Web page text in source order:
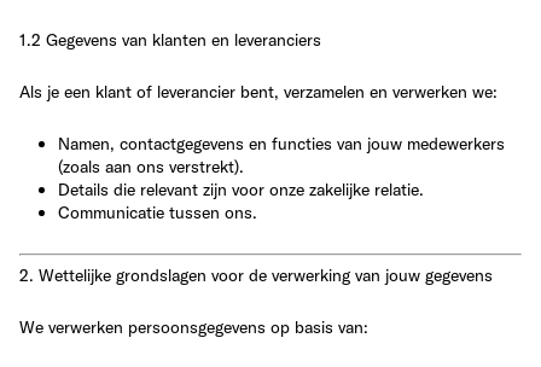
1.2 Gegevens van klanten en leveranciers
Als je een klant of leverancier bent, verzamelen en verwerken we:
Namen, contactgegevens en functies van jouw medewerkers
(zoals aan ons verstrekt).
Details die relevant zijn voor onze zakelijke relatie.
Communicatie tussen ons.
2. Wettelijke grondslagen voor de verwerking van jouw gegevens
We verwerken persoonsgegevens op basis van: